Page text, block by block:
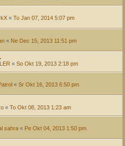
« To Jan 07, 2014 5:07 pm
« Ne Dec 15, 2013 11:51 pm
« So Okt 19, 2013 2:18 pm
« Sr Okt 16, 2013 6:50 pm
« To Okt 08, 2013 1:23 am
sahra « Pe Okt 04, 2013 1:50 pm